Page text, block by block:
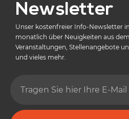
Newsletter
Unser kostenfreier Info-Newsletter
monatlich über Neuigkeiten aus dem
Veranstaltungen, Stellenangebote
und vieles mehr.